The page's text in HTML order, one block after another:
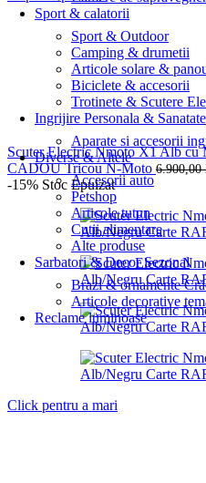
Sport & calatorii
Sport & Outdoor
Camping & drumetii
Articole solare &
Biciclete & accesorii
Trotinete & Scutere
Ingrijire Personala & Sanatate
Aparate si accesorii
Diverse & Altele
Accesorii auto
Petshop
Articole tutun
Cutii alimentare
Alte produse
Sarbatori & Decor Sezonal
Brazi & ornamente
Articole decorative
Reclame luminoase
Scuter Electric Nmoto X1 Alb cu
CADOU Tricou N-Moto 6.900,00
-15% Stoc Epuizat
Click pentru a mari